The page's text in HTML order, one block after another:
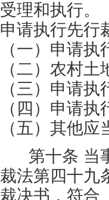
受理和执行。
申请执行先行
（一）申请执
（二）农村
（三）申请
（四）申请
（五）其他
第十条 当事
裁法第四十九
裁决书，符合